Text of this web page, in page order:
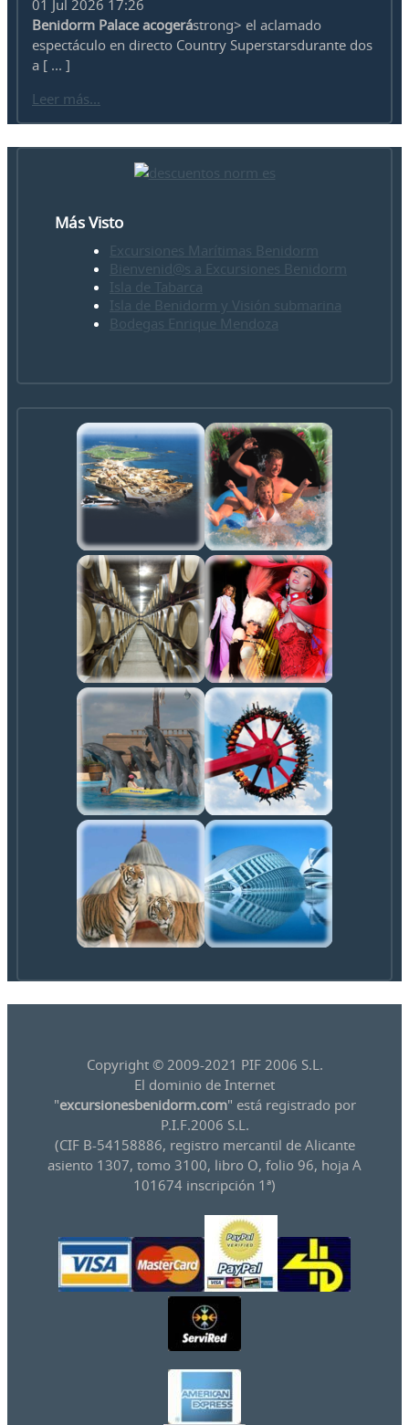
01 Jul 2026 17:26
Benidorm Palace acogerástrong> el aclamado
espectáculo en directo Country Superstarsdurante dos
a [ ... ]
Leer más...
Más Visto
Excursiones Marítimas Benidorm
Bienvenid@s a Excursiones Benidorm
Isla de Tabarca
Isla de Benidorm y Visión submarina
Bodegas Enrique Mendoza
Copyright © 2009-2021 PIF 2006 S.L.
El dominio de Internet
"excursionesbenidorm.com" está registrado por
P.I.F.2006 S.L.
(CIF B-54158886, registro mercantil de Alicante
asiento 1307, tomo 3100, libro O, folio 96, hoja A
101674 inscripción 1ª)